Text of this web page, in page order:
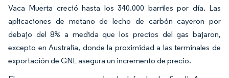
Vaca Muerta creció hasta los 340.000 barriles por día. Las
aplicaciones de metano de lecho de carbón cayeron por
debajo del 8% a medida que los precios del gas bajaron,
excepto en Australia, donde la proximidad a las terminales de
exportación de GNL asegura un incremento de precio.